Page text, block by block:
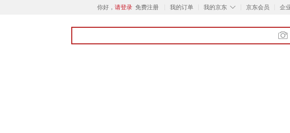
你好， 请登录 免费注册 我的订单 ◇
我的京东 京东会员 企